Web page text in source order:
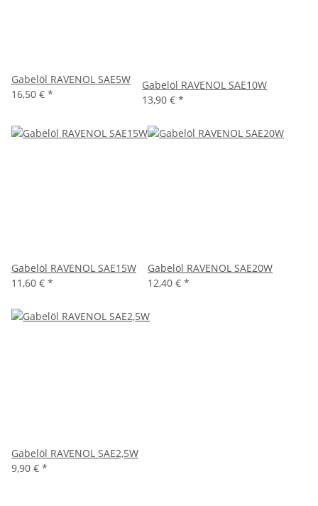
Gabelöl RAVENOL SAE5W
16,50 € *
Gabelöl RAVENOL SAE10W
13,90 € *
Gabelöl RAVENOL SAE15W
11,60 € *
Gabelöl RAVENOL SAE20W
12,40 € *
Gabelöl RAVENOL SAE2,5W
9,90 € *